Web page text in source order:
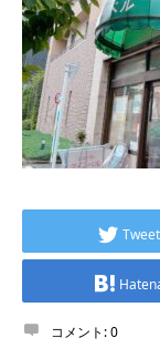
Tweet
コメント:0